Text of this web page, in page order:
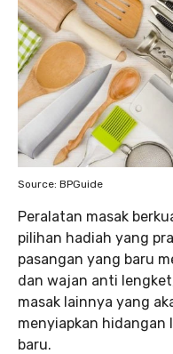
Source: BPGuide
Peralatan masak
pilihan hadiah yang
pasangan yang baru
dan wajan anti
masak lainnya yang
menyiapkan hidangan
baru.